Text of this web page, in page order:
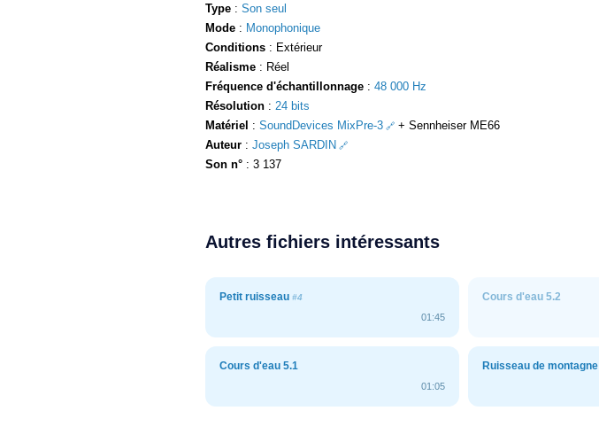
Type : Son seul
Mode : Monophonique
Conditions : Extérieur
Réalisme : Réel
Fréquence d'échantillonnage : 48 000 Hz
Résolution : 24 bits
Matériel : SoundDevices MixPre-3
+ Sennheiser ME66
Auteur : Joseph SARDIN
Son n° : 3 137
Autres fichiers intéressants
Petit ruisseau #4
01:45
Cours d'eau 5.2
Cours d'eau 5.1
01:05
Ruisseau de montagne